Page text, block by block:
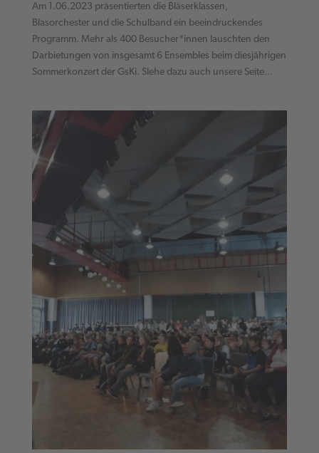
Am 1.06.2023 präsentierten die Bläserklassen,
Blasorchester und die Schulband ein beeindruckendes
Programm. Mehr als 400 Besucher*innen lauschten den
Darbietungen von insgesamt 6 Ensembles beim diesjährigen
Sommerkonzert der GsKi. SIehe dazu auch unsere Seite...